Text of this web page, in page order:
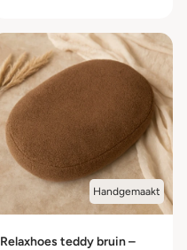
Handgemaakt
Relaxhoes teddy bruin –